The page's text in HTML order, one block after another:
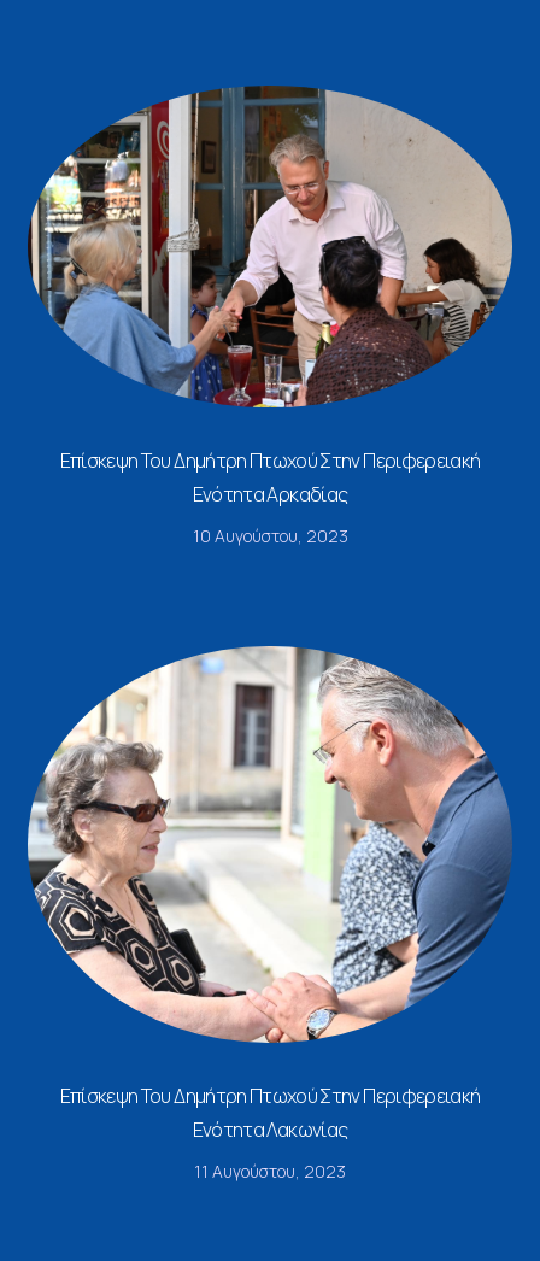
Επίσκεψη Του Δημήτρη Πτωχού Στην Περιφερειακή
Ενότητα Αρκαδίας
10 Αυγούστου, 2023
Επίσκεψη Του Δημήτρη Πτωχού Στην Περιφερειακή
Ενότητα Λακωνίας
11 Αυγούστου, 2023